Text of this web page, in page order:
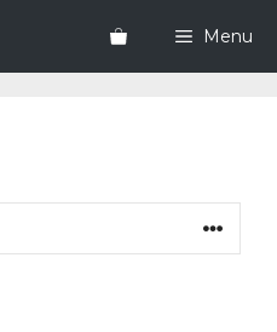
Menu